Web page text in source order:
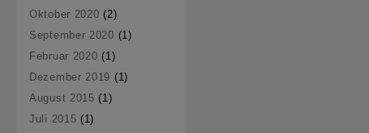
Oktober 2020 (2)
September 2020 (1)
Februar 2020 (1)
Dezember 2019 (1)
August 2015 (1)
Juli 2015 (1)